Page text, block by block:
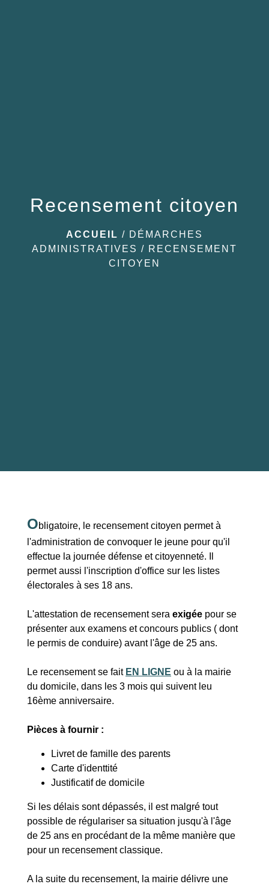
Recensement citoyen
ACCUEIL / DÉMARCHES
ADMINISTRATIVES / RECENSEMENT
CITOYEN
Obligatoire, le recensement citoyen permet à
l'administration de convoquer le jeune pour qu'il
effectue la journée défense et citoyenneté. Il
permet aussi l'inscription d'office sur les listes
électorales à ses 18 ans.
L'attestation de recensement sera exigée pour se
présenter aux examens et concours publics ( dont
le permis de conduire) avant l'âge de 25 ans.
Le recensement se fait EN LIGNE ou à la mairie
du domicile, dans les 3 mois qui suivent leu
16ème anniversaire.
Pièces à fournir :
Livret de famille des parents
Carte d'identtité
Justificatif de domicile
Si les délais sont dépassés, il est malgré tout
possible de régulariser sa situation jusqu'à l'âge
de 25 ans en procédant de la même manière que
pour un recensement classique.
A la suite du recensement, la mairie délivre une